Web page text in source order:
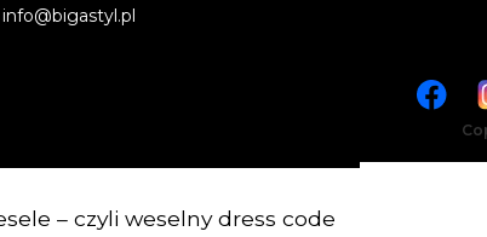
info@bigastyl.pl
– czyli weselny dress code